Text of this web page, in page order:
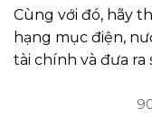
Cùng với đó, hãy
hạng mục điện,
tài chính và đưa